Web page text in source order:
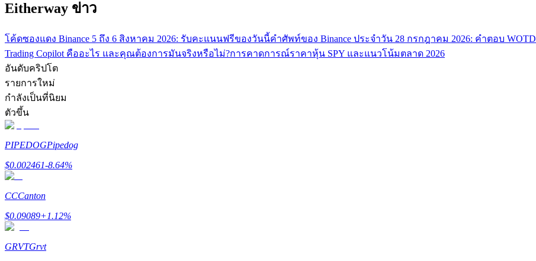
แนะนำ
คู่มือเริ่มต้นฟิวเจอร์ส
Eitherway ข่าว
โค้ดซองแดง Binance 5 ถึง 6 สิงหาคม 2026: รับคะแนนฟรีของวันนี้คำศัพท์ของ Binance ประจำวัน 28 กรกฎาคม 2026: คำตอบ WOTD
Trading Copilot คืออะไร และคุณต้องการมันจริงหรือไม่?การคาดการณ์ราคาหุ้น SPY และแนวโน้มตลาด 2026
อันดับคริปโต
รายการใหม่
กำลังเป็นที่นิยม
ตัวขึ้น
PIPEDOGPipedog
$0.002461-8.64%
CCCanton
$0.09089+1.12%
GRVTGrvt